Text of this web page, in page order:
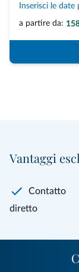
Inserisci le
a partire da:
Vantaggi
Contatto
diretto